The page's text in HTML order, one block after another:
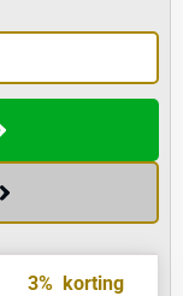
3% korting